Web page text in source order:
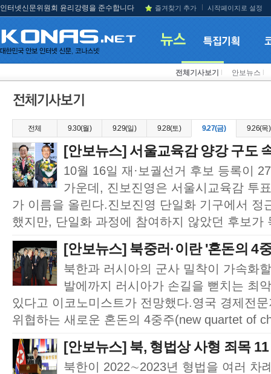
인터넷신문위원회 윤리강령을 준수합니다 즐겨찾기 추가 시작페이지로 설정
전체기사보기 안보뉴스
전체 9.30(월) 9.29(일) 9.28(토) 9.27(금) 9.26(목)
[안보뉴스] 서울교육감 양강 구도
10월 16일 재·보궐선거 후보 등록이
가운데, 진보진영은 서울시교육감 투
가 이름을 올린다.진보진영 단일화 기구에서 정
했지만, 단일화 과정에 참여하지 않았던 후보가
[안보뉴스] 북중러·이란 '혼돈의 4
북한과 러시아의 군사 밀착이 가속화
발에까지 러시아가 손길을 뻗치는 최
있다고 이코노미스트가 전망했다.영국 경제전
위협하는 새로운 혼돈의 4중주(new quartet of
[안보뉴스] 북, 형법상 사형 죄목
북한이 2022∼2023년 형법을 여러 차